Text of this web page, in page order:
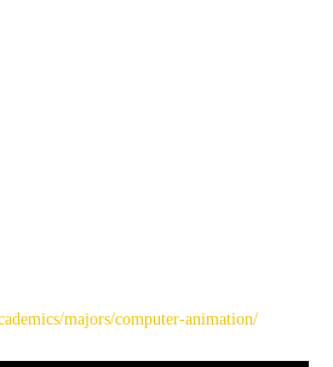
majors/computer-animation/